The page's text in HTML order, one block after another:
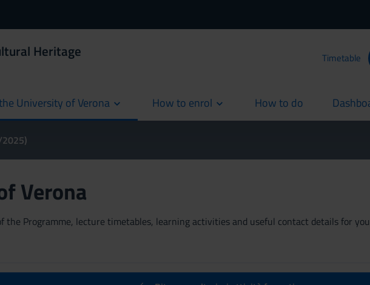
Heritage Timetable
University of Verona How to enrol How to do
current current
Verona
the Programme, lecture timetables, learning activities and useful contact details for